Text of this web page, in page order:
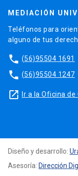
MEDIACIÓN
Teléfonos para
alguno de tus
phone (56)95504 1691
phone (56)95504 1247
launch Ir a la Oficina de
Diseño y desarrollo:
Asesoría: Dirección